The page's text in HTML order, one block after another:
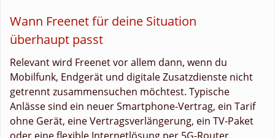
Wann Freenet für deine Situation
überhaupt passt
Relevant wird Freenet vor allem dann, wenn du
Mobilfunk, Endgerät und digitale Zusatzdienste nicht
getrennt zusammensuchen möchtest. Typische
Anlässe sind ein neuer Smartphone-Vertrag, ein Tarif
ohne Gerät, eine Vertragsverlängerung, ein TV-Paket